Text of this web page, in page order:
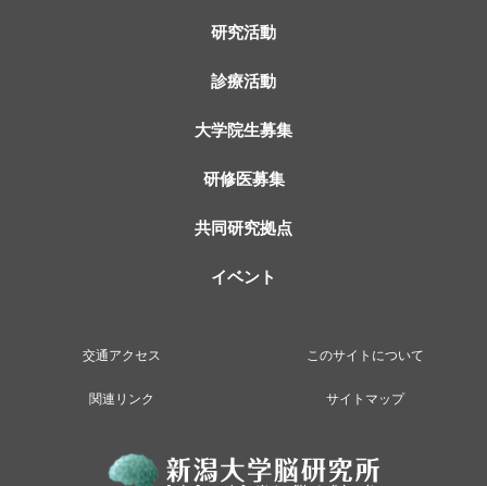
研究活動
診療活動
大学院生募集
研修医募集
共同研究拠点
イベント
交通アクセス このサイトについて
関連リンク サイトマップ